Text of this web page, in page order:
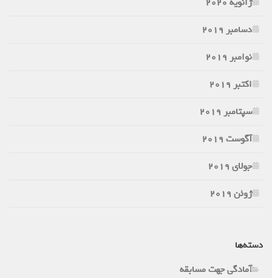
دسامبر 2019
نوامبر 2019
اکتبر 2019
سپتامبر 2019
آگوست 2019
جولای 2019
ژوئن 2019
دسته‌ها
آمادگی جهت مسابقه